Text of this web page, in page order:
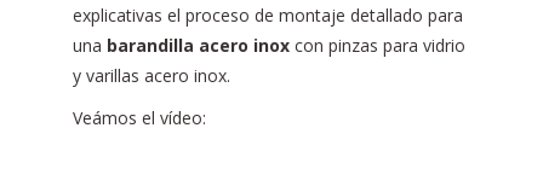
explicativas el proceso de montaje detallado para
una barandilla acero inox con pinzas para vidrio
y varillas acero inox.
Veámos el vídeo: